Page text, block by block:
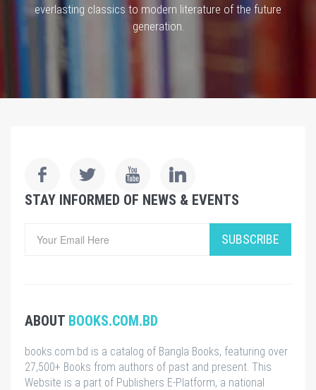
everlasting classics to modern literature of the future
generation.
STAY INFORMED OF NEWS & EVENTS
SUBSCRIBE
ABOUT BOOKS.COM.BD
books.com.bd is a catalog of Bangla Books, featuring over
27,500+ Books from authors of past and present. This
Website is a part of Publishers E-Platform, a national